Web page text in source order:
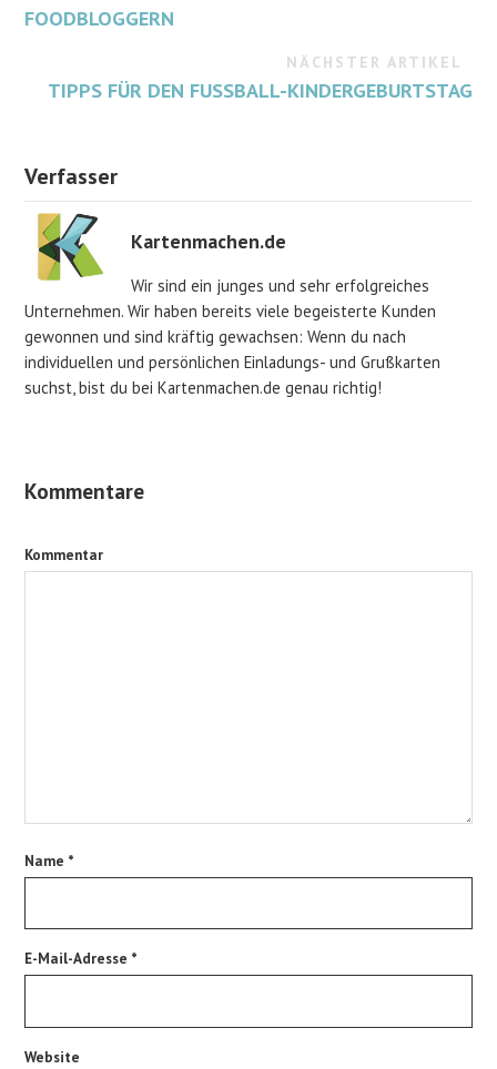
FOODBLOGGERN
NÄCHSTER ARTIKEL
TIPPS FÜR DEN FUSSBALL-KINDERGEBURTSTAG
Verfasser
Kartenmachen.de
Wir sind ein junges und sehr erfolgreiches
Unternehmen. Wir haben bereits viele begeisterte Kunden
gewonnen und sind kräftig gewachsen: Wenn du nach
individuellen und persönlichen Einladungs- und Grußkarten
suchst, bist du bei Kartenmachen.de genau richtig!
Kommentare
Kommentar
Name *
E-Mail-Adresse *
Website